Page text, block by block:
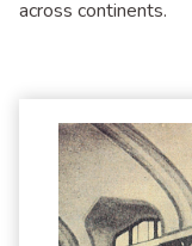
across continents.